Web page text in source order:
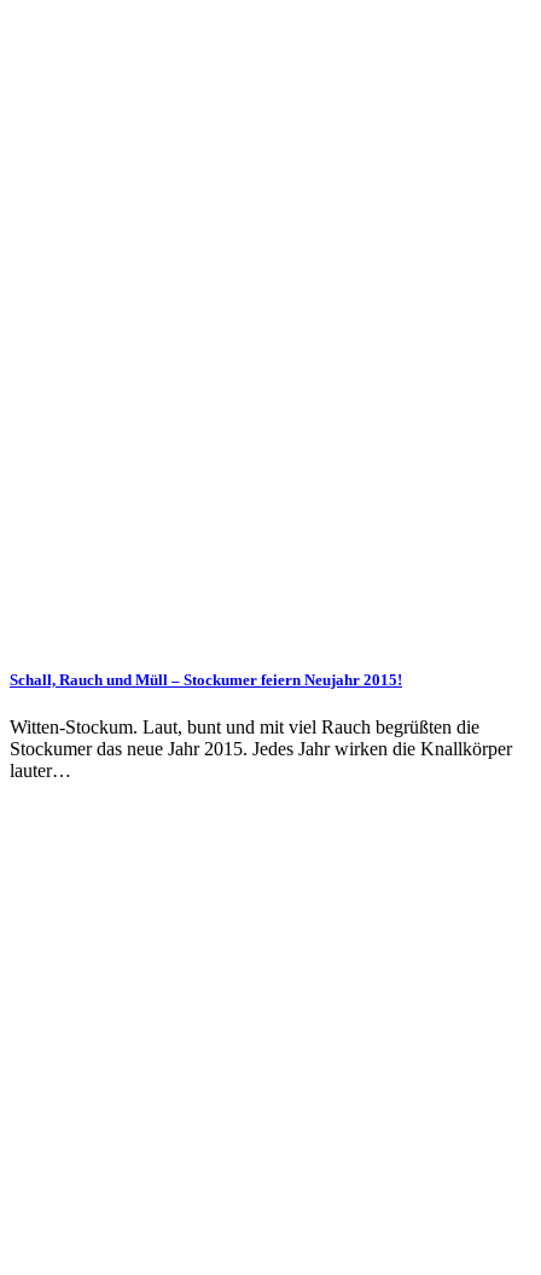
Schall, Rauch und Müll – Stockumer feiern Neujahr 2015!
Witten-Stockum. Laut, bunt und mit viel Rauch begrüßten die
Stockumer das neue Jahr 2015. Jedes Jahr wirken die Knallkörper
lauter…